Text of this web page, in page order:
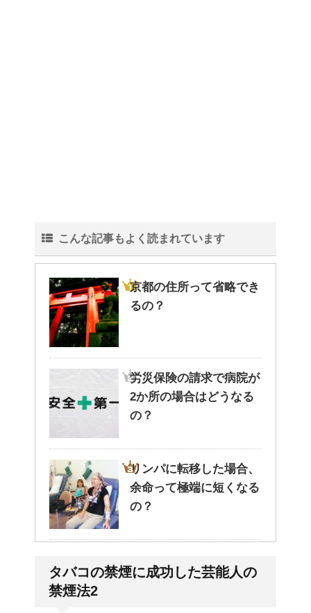
こんな記事もよく読まれています
京都の住所って省略でき
るの？
労災保険の請求で病院が
2か所の場合はどうなる
の？
リンパに転移した場合、
余命って極端に短くなる
の？
気管支はどうなるの？
タバコの禁煙に成功した芸能人の
禁煙法2